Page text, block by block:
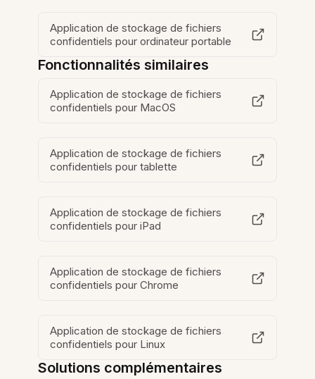
Application de stockage de fichiers
confidentiels pour ordinateur portable
Fonctionnalités similaires
Application de stockage de fichiers
confidentiels pour MacOS
Application de stockage de fichiers
confidentiels pour tablette
Application de stockage de fichiers
confidentiels pour iPad
Application de stockage de fichiers
confidentiels pour Chrome
Application de stockage de fichiers
confidentiels pour Linux
Solutions complémentaires